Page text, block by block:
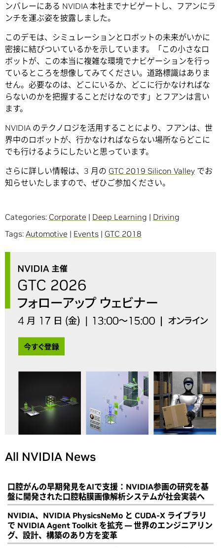
ンバレーにある NVIDIA 本社までナビゲートし、フアンにラ
ンチを運ぶ姿を披露しました。
このデモは、シミュレーションとロボットの未来がいかに
密接に結びついているかを示しています。「この小さなロ
ボットが、この本当に複雑な環境でナビゲーションを行っ
ているところを想像してみてください。道路標識はありま
せん。必要なのは、どこにいるか、どこに行かなければな
らないのかを把握することだけなのです」とフアンは言い
ます。
NVIDIA のテクノロジを活用することにより、フアンは、世
界中のロボットが、行かなければならない場所ならどこに
でも行けるようにしたいと思っています。
さらに詳しい情報は、3 月の GTC 2019 Silicon Valley でお
知らせいたしますので、ぜひご参加ください。
Categories: Corporate | Deep Learning | Driving
Tags: Automotive | Events | GTC 2018
All NVIDIA News
口腔がんの早期発見をAIで支援：NVIDIA参画の研究を基
盤に開発された口腔粘膜画像解析システムが社会実装へ
NVIDIA、NVIDIA PhysicsNeMo と CUDA-X ライブラリ
で NVIDIA Agent Toolkit を拡充 ― 世界のエンジニアリン
グ、設計、構築のあり方を変革